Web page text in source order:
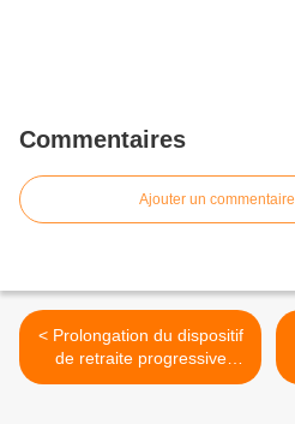
Commentaires
Ajouter un commentaire
< Prolongation du dispositif
de retraite progressive
jusqu’au 31 décembre